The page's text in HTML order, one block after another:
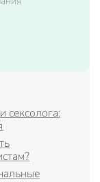
сексолога: